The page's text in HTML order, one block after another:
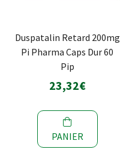
Duspatalin Retard 200mg
Pi Pharma Caps Dur 60
Pip
23,32€
PANIER